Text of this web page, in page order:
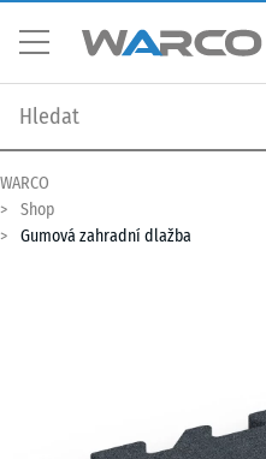
WARCO
Shop
Gumová zahradní dlažba